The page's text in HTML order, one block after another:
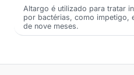
Altargo é utilizado para tratar
por bactérias, como impetigo,
de nove meses.